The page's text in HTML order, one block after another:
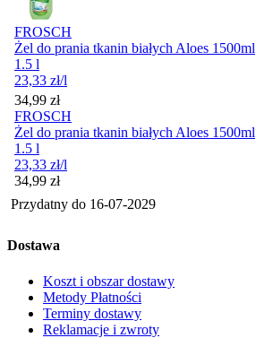
FROSCH
Żel do prania tkanin białych Aloes 1500ml
1.5 l
23,33 zł/l
Cena
34,99 zł
FROSCH
Żel do prania tkanin białych Aloes 1500ml
1.5 l
23,33 zł/l
Cena
34,99 zł
Przydatny do 16-07-2029
Dostawa
Koszt i obszar dostawy
Metody Płatności
Terminy dostawy
Reklamacje i zwroty